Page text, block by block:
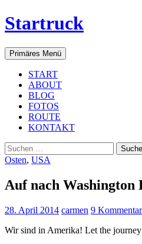
Startruck
Suchen
Primäres Menü Zum
Inhalt
START
ABOUT
BLOG
FOTOS
ROUTE
KONTAKT
Suchen
nach:
Osten, USA
Auf nach Washington
28. April 2014 carmen 9
Wir sind in Amerika! Let the